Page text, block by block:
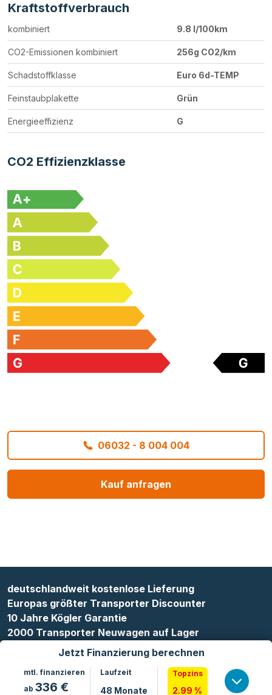
Kraftstoffverbrauch
kombiniert 9.8 l/100km
CO2-Emissionen kombiniert 256g CO2/km
Schadstoffklasse Euro 6d-TEMP
Feinstaubplakette Grün
Energieeffizienz G
CO2 Effizienzklasse
06032 - 8 004 004
Kauf anfragen
Jetzt Finanzierung berechnen
mtl. finanzieren
ab 336 €
Laufzeit
48 Monate
Topzins
2.99 %
deutschlandweit kostenlose Lieferung
Europas größter Transporter Discounter
10 Jahre Kögler Garantie
2000 Transporter Neuwagen auf Lager